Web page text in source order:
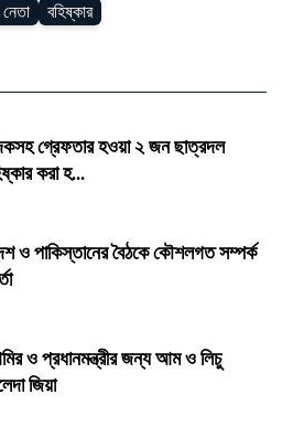
বহিষ্কার
গ্রেফতার হওয়া ২ জন ছাত্রদল
করা হ...
ও পাকিস্তানের বৈঠকে কৌশলগত সম্পর্ক
ও প্রধানমন্ত্রীর জন্য আম ও লিচু
জিয়া